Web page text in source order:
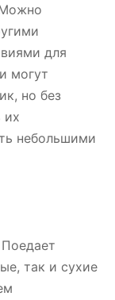
для
могут
но без
их
небольшими
так и сухие